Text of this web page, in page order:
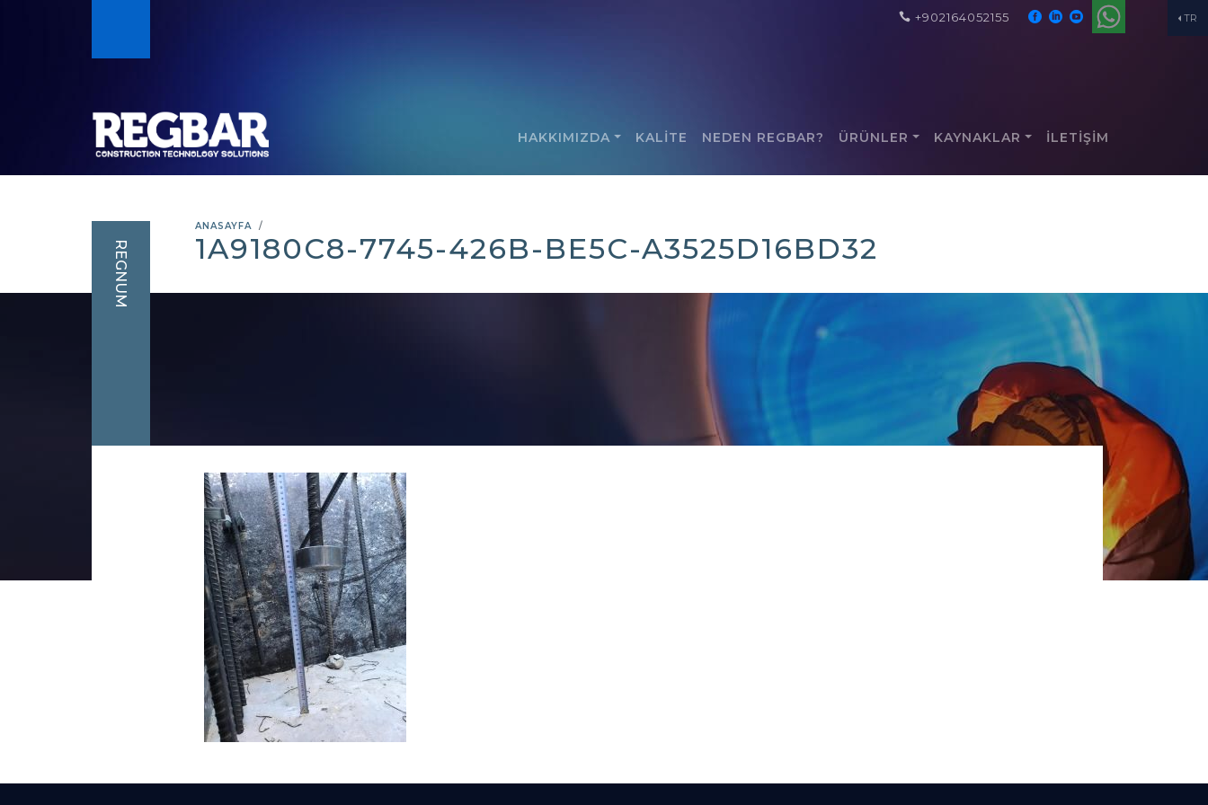
TR
+902164052155
HAKKIMIZDA KALİTE NEDEN REGBAR? ÜRÜNLER KAYNAKLAR İLETİŞİM
ANASAYFA
1A9180C8-7745-426B-BE5C-A3525D16BD32
REGNUM